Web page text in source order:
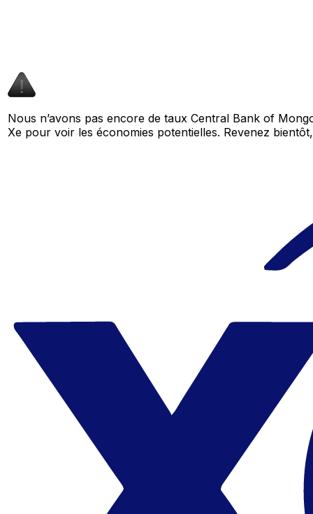
Nous n’avons pas encore de taux Central Bank of
Xe pour voir les économies potentielles. Revenez